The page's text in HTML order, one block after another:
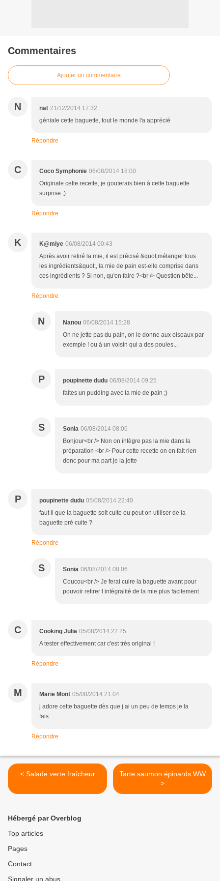
Commentaires
Ajouter un commentaire
N nat 21/12/2014 17:32
géniale cette baguette, tout le monde l'a apprécié
Répondre
C Coco Symphonie 06/08/2014 18:00
Originale cette recette, je gouterais bien à cette baguette
surprise ;)
Répondre
K K@miye 06/08/2014 00:43
Après avoir retiré la mie, il est précisé &quot;mélanger tous
les ingrédients&quot;, la mie de pain est-elle comprise dans
ces ingrédients ? Si non, qu'en faire ?<br /> Question bête...
Répondre
N Nanou 06/08/2014 15:28
On ne jette pas du pain, on le donne aux oiseaux par
exemple ! ou à un voisin qui a des poules...
P poupinette dudu 06/08/2014 09:25
faites un pudding avec la mie de pain ;)
S Sonia 06/08/2014 08:06
Bonjour<br /> Non on intègre pas la mie dans la
préparation <br /> Pour cette recette on en fait rien
donc pour ma part je la jette
P poupinette dudu 05/08/2014 22:40
faut il que la baguette soit cuite ou peut on utiliser de la
baguette pré cuite ?
Répondre
S Sonia 06/08/2014 08:06
Coucou<br /> Je ferai cuire la baguette avant pour
pouvoir retirer l intégralité de la mie plus facilement
C Cooking Julia 05/08/2014 22:25
A tester effectivement car c'est très original !
Répondre
M Marie Mont 05/08/2014 21:04
j adore cette baguette dès que j ai un peu de temps je la
fais....
Répondre
< Salade verte fraîcheur
Tarte saumon épinards WW
>
Hébergé par Overblog
Top articles
Pages
Contact
Signaler un abus